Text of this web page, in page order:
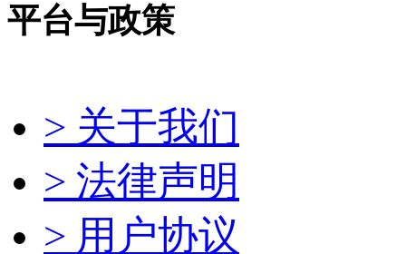
平台与政策
> 关于我们
> 法律声明
> 用户协议